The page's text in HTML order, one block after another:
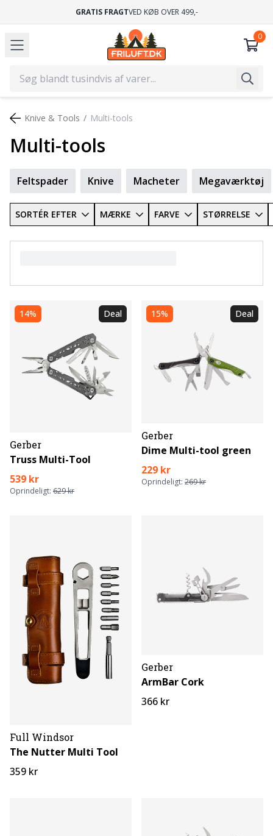
GRATIS FRAGTVED KØB OVER 499,-
Feltspader Knive Macheter Megaværktøj
Knive & Tools Multi-tools
Multi-tools
SORTÉR EFTER MÆRKE FARVE STØRRELSE
14% Deal
Gerber
Truss Multi-Tool
539 kr
Oprindeligt: 629 kr
15% Deal
Gerber
Dime Multi-tool green
229 kr
Oprindeligt: 269 kr
Full Windsor
The Nutter Multi Tool
359 kr
Gerber
ArmBar Cork
366 kr